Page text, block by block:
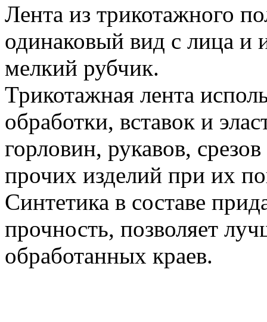
Лента из трикотажного
одинаковый вид с лица и
мелкий рубчик.
Трикотажная лента
обработки, вставок и
горловин, рукавов,
прочих изделий при их
Синтетика в составе
прочность, позволяет
обработанных краев.